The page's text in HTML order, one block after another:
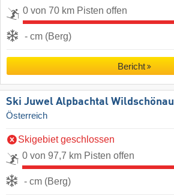
0 von 70 km Pisten offen
- cm (Berg)
Bericht
Ski Juwel Alpbachtal Wildschönau
Österreich
Skigebiet geschlossen
0 von 97,7 km Pisten offen
- cm (Berg)